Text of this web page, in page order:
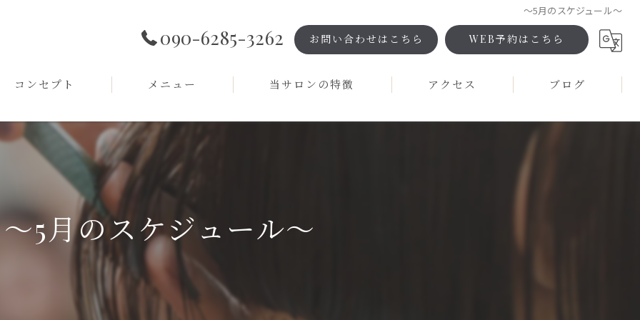
～5月のスケジュール～
090-6285-3262 お問い合わせはこちら WEB予約はこちら
コンセプト
表あいさつ
メニュー
ギャラリー
よくある質問
当サロンの特徴
水素トリートメント
アクセス ブログ
～5月のスケジュール～